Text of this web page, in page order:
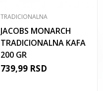
TRADICIONALNA
JACOBS MONARCH
TRADICIONALNA KAFA
200 GR
739,99 RSD